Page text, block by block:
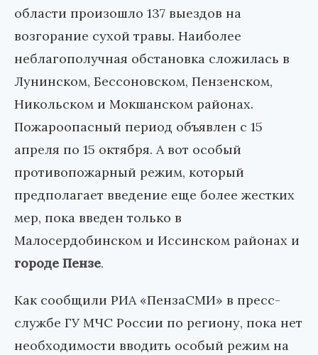
области произошло 137 выездов на
возгорание сухой травы. Наиболее
неблагополучная обстановка сложилась в
Лунинском, Бессоновском, Пензенском,
Никольском и Мокшанском районах.
Пожароопасный период объявлен с 15
апреля по 15 октября. А вот особый
противопожарный режим, который
предполагает введение еще более жестких
мер, пока введен только в
Малосердобинском и Иссинском районах и
городе Пензе.
Как сообщили РИА «ПензаСМИ» в пресс-
службе ГУ МЧС России по региону, пока нет
необходимости вводить особый режим на